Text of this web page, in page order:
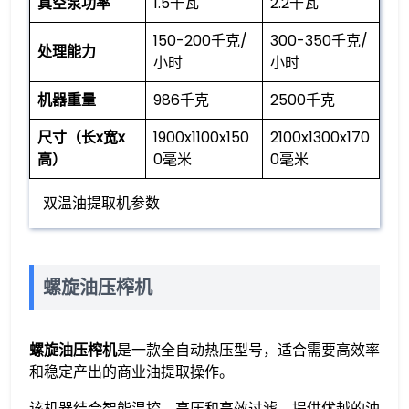
​处理能力​
150-200千克/
小时
300-350千克/
小时
​机器重量​
986千克
2500千克
​尺寸（长x宽x
高）​
1900x1100x150
0毫米
2100x1300x170
0毫米
双温油提取机参数
螺旋油压榨机
螺旋油压榨机是一款全自动热压型号，适合需要高效率
和稳定产出的商业油提取操作。